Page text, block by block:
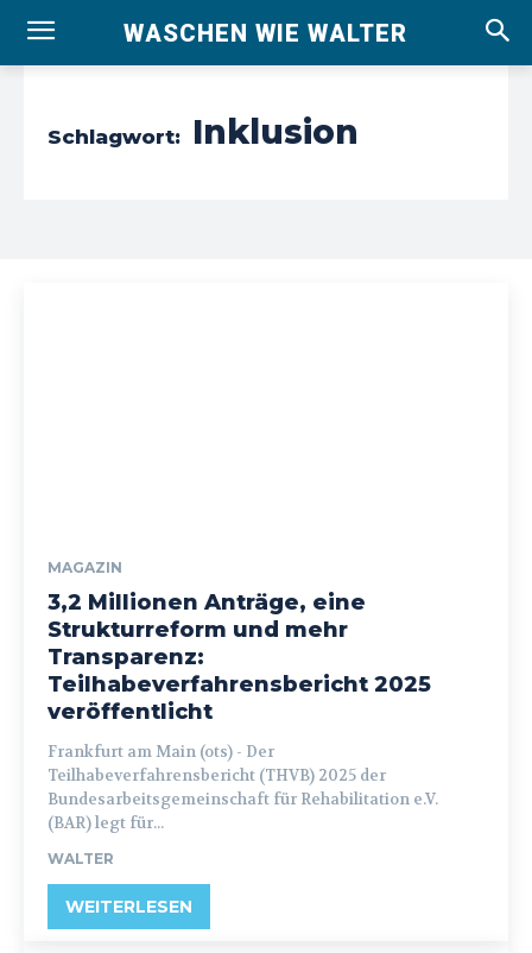
WASCHEN WIE WALTER
Schlagwort: Inklusion
MAGAZIN
3,2 Millionen Anträge, eine
Strukturreform und mehr
Transparenz:
Teilhabeverfahrensbericht 2025
veröffentlicht
Frankfurt am Main (ots) - Der
Teilhabeverfahrensbericht (THVB) 2025 der
Bundesarbeitsgemeinschaft für Rehabilitation e.V.
(BAR) legt für...
WALTER
WEITERLESEN